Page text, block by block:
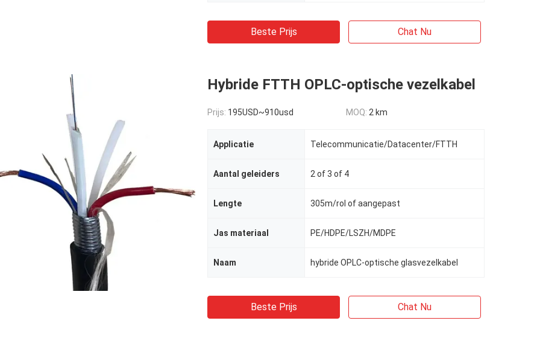
Beste Prijs Chat Nu
Hybride FTTH OPLC-optische vezelkabel
Prijs: 195USD~910usd MOQ: 2 km
Applicatie Telecommunicatie/Datacenter/FTTH
Aantal geleiders 2 of 3 of 4
Lengte 305m/rol of aangepast
Jas materiaal PE/HDPE/LSZH/MDPE
Naam hybride OPLC-optische glasvezelkabel
Beste Prijs Chat Nu